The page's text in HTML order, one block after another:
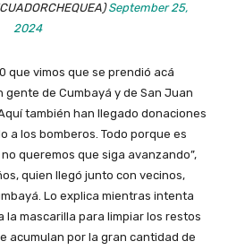
September 25,
2024
que vimos que se prendió acá
gente de Cumbayá y de San Juan
también han llegado donaciones
a los bomberos. Todo porque es
queremos que siga avanzando”,
quien llegó junto con vecinos,
Lo explica mientras intenta
la mascarilla para limpiar los restos
acumulan por la gran cantidad de